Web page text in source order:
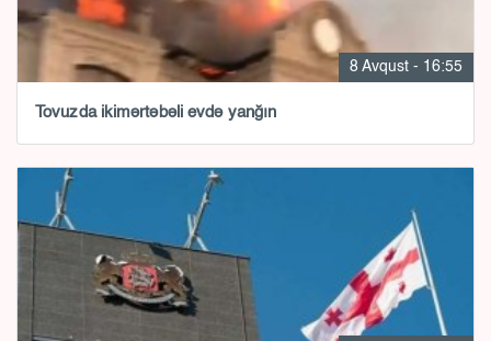
8 Avqust - 16:55
Tovuzda ikimərtəbəli evdə yanğın